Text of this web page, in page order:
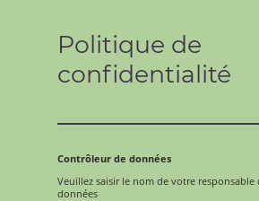
Politique de
confidentialité
Contrôleur de données
Veuillez saisir le nom de votre
données